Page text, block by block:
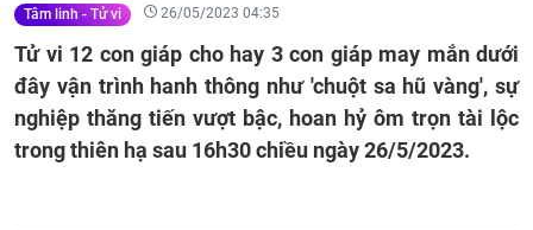
Tâm linh - Tử vi 26/05/2023 04:35
Tử vi 12 con giáp cho hay 3 con giáp may mắn dưới
đây vận trình hanh thông như 'chuột sa hũ vàng', sự
nghiệp thăng tiến vượt bậc, hoan hỷ ôm trọn tài lộc
trong thiên hạ sau 16h30 chiều ngày 26/5/2023.